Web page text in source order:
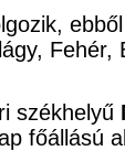
székhelyű
főállású